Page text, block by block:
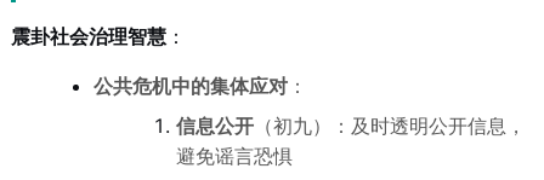
震卦社会治理智慧：
公共危机中的集体应对：
信息公开（初九）：及时透明公开信息，
避免谣言恐惧